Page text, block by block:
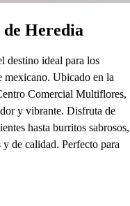
de Heredia
destino ideal para los
mexicano. Ubicado en la
Comercial Multiflores,
y vibrante. Disfruta de
hasta burritos sabrosos,
de calidad. Perfecto para